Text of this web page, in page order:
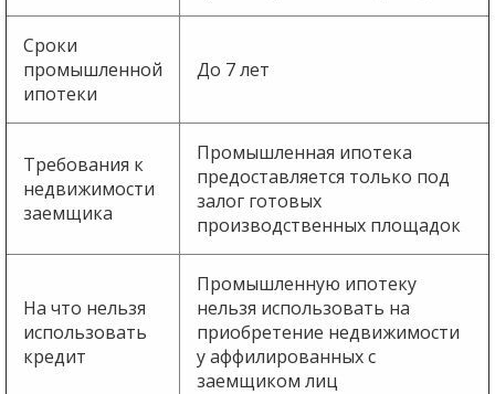
Сроки
промышленной
ипотеки
До 7 лет
Требования к
недвижимости
заемщика
Промышленная ипотека
предоставляется только под
залог готовых
производственных площадок
На что нельзя
использовать
кредит
Промышленную ипотеку
нельзя использовать на
приобретение недвижимости
у аффилированных с
заемщиком лиц